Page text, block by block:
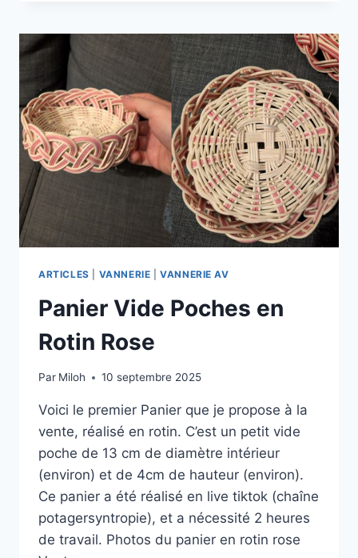
ROTIN
ARTICLES VANNERIE |VANNERIE AV
Panier Vide Poches en
Rotin Rose
Par Miloh 10 septembre 2025
Voici le premier Panier que je propose à la
vente, réalisé en rotin. C’est un petit vide
poche de 13 cm de diamètre intérieur
(environ) et de 4cm de hauteur (environ).
Ce panier a été réalisé en live tiktok (chaîne
potagersyntropie), et a nécessité 2 heures
de travail. Photos du panier en rotin rose